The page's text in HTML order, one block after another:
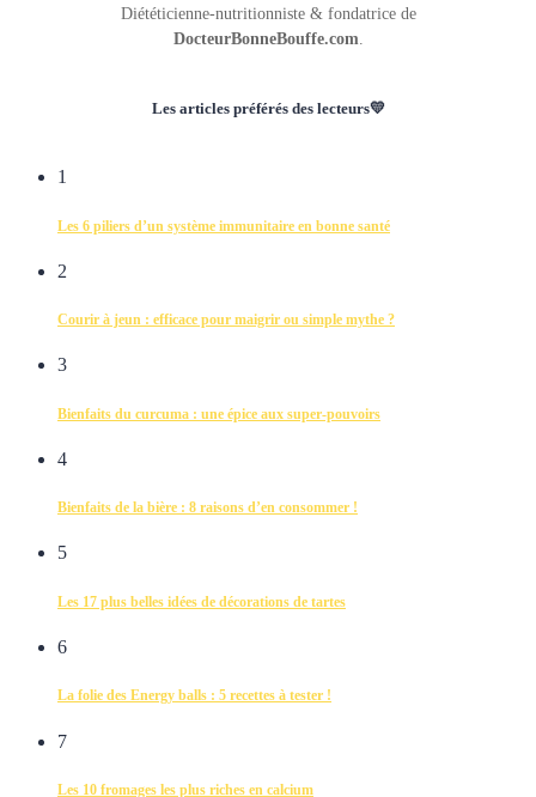
Diététicienne-nutritionniste & fondatrice de
DocteurBonneBouffe.com.
Les articles préférés des lecteurs💛
1
Les 6 piliers d’un système immunitaire en bonne santé
2
Courir à jeun : efficace pour maigrir ou simple mythe ?
3
Bienfaits du curcuma : une épice aux super-pouvoirs
4
Bienfaits de la bière : 8 raisons d’en consommer !
5
Les 17 plus belles idées de décorations de tartes
6
La folie des Energy balls : 5 recettes à tester !
7
Les 10 fromages les plus riches en calcium